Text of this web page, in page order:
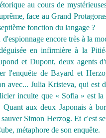
au cours de
face au Grand
fonction du langage ?
encore très à la
en infirmière à la
et Dupont, deux agents
l'enquête de Bayard et
avec... Julia Kristeva, qui est
inculte que « Sofia » est la
aux deux Japonais à
Simon Herzog. Et c'est
métaphore de son enquête.